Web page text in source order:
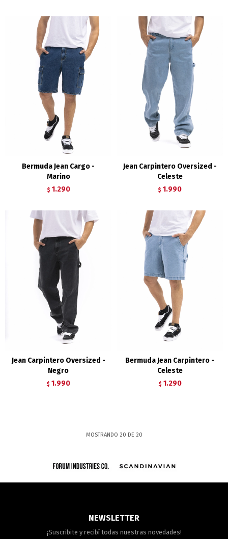
Bermuda Jean Cargo -
Marino
$ 1.290
Jean Carpintero Oversized -
Celeste
$ 1.990
Jean Carpintero Oversized -
Negro
$ 1.990
Bermuda Jean Carpintero -
Celeste
$ 1.290
MOSTRANDO 20 DE 20
NEWSLETTER
¡Suscribite y recibí todas nuestras novedades!